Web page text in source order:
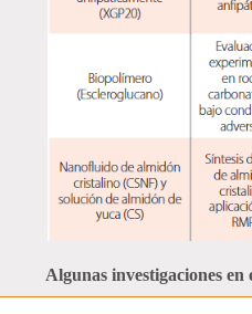
Algunas investigaciones